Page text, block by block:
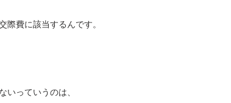
費に該当するんです。
いっていうのは、